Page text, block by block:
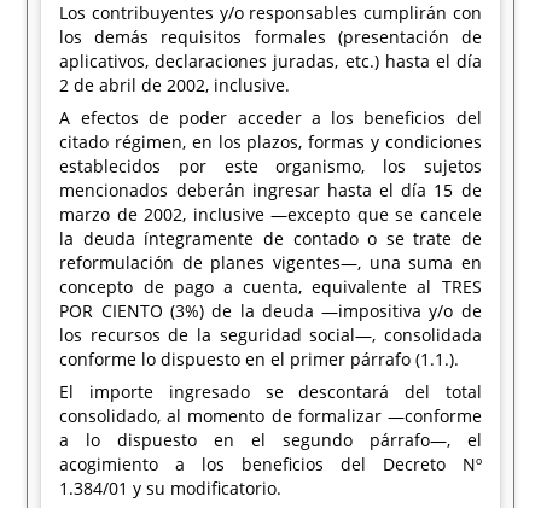
Los contribuyentes y/o responsables cumplirán con
los demás requisitos formales (presentación de
aplicativos, declaraciones juradas, etc.) hasta el día
2 de abril de 2002, inclusive.
A efectos de poder acceder a los beneficios del
citado régimen, en los plazos, formas y condiciones
establecidos por este organismo, los sujetos
mencionados deberán ingresar hasta el día 15 de
marzo de 2002, inclusive —excepto que se cancele
la deuda íntegramente de contado o se trate de
reformulación de planes vigentes—, una suma en
concepto de pago a cuenta, equivalente al TRES
POR CIENTO (3%) de la deuda —impositiva y/o de
los recursos de la seguridad social—, consolidada
conforme lo dispuesto en el primer párrafo (1.1.).
El importe ingresado se descontará del total
consolidado, al momento de formalizar —conforme
a lo dispuesto en el segundo párrafo—, el
acogimiento a los beneficios del Decreto Nº
1.384/01 y su modificatorio.